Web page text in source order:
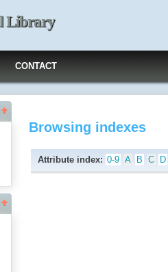
Library
CONTACT
Browsing indexes
Attribute index: 0-9 A B C D